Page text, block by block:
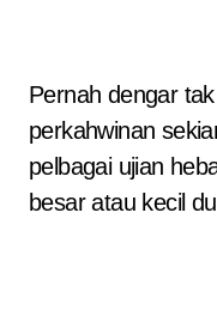
Pernah dengar
perkahwinan
pelbagai ujian
besar atau kecil